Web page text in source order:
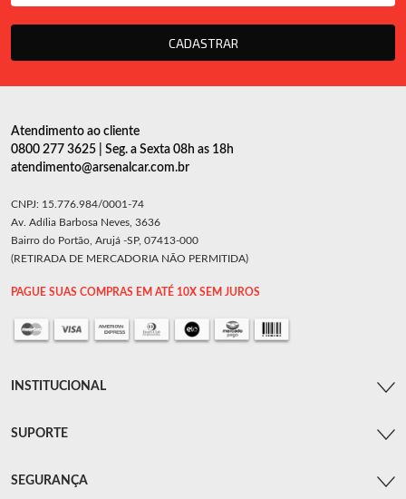
CADASTRAR
Atendimento ao cliente
0800 277 3625 | Seg. a Sexta 08h as 18h
atendimento@arsenalcar.com.br
CNPJ: 15.776.984/0001-74
Av. Adília Barbosa Neves, 3636
Bairro do Portão, Arujá -SP, 07413-000
(RETIRADA DE MERCADORIA NÃO PERMITIDA)
PAGUE SUAS COMPRAS EM ATÉ 10X SEM JUROS
INSTITUCIONAL
SUPORTE
SEGURANÇA